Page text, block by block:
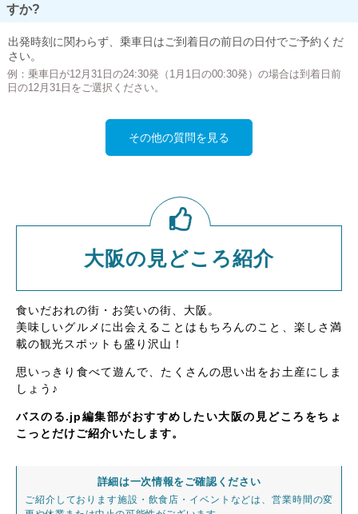
すか?
出発時刻に関わらず、乗車日はご到着日の前日の日付でご予約くだ
さい。
例：乗車日が12月31日の24:30発（1月1日の00:30発）の場合は到着日前
日の12月31日をご選択ください。
その他の質問を見る
大阪の見どころ紹介
食いだおれの街・お笑いの街、大阪。
美味しいグルメに出会えることはもちろんのこと、楽しさ満
載の観光スポットも盛り沢山！
思いっきり食べて遊んで、たくさんの思い出をお土産にしま
しょう♪
バスのる.jp編集部がおすすめしたい大阪の見どころをちょ
こっとだけご紹介いたします。
詳細は一次情報をご確認ください
ご紹介しております施設・飲食店・イベントなどは、営業時間の変